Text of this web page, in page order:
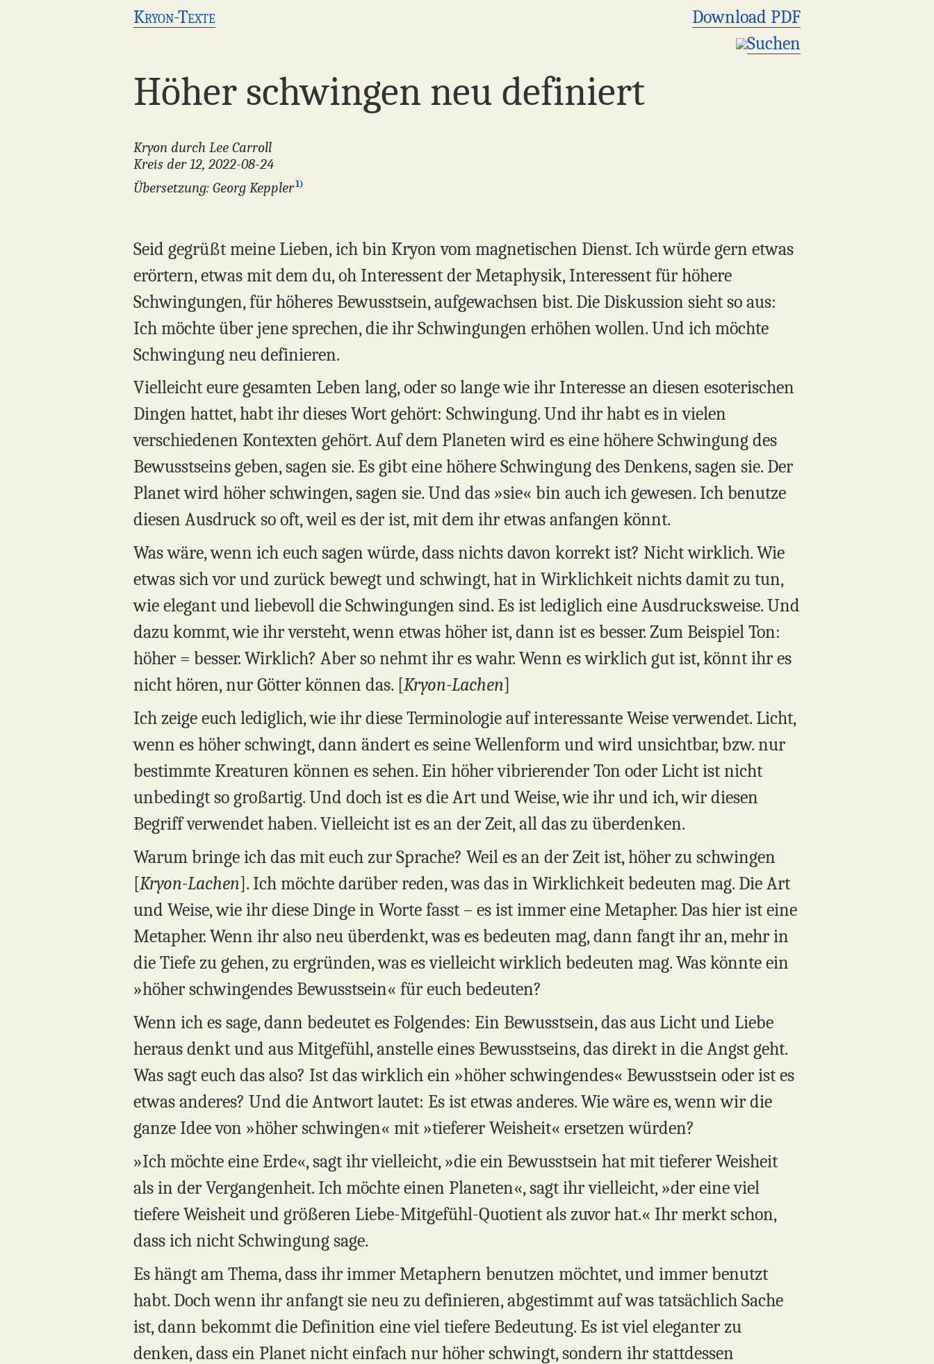
Kryon-Texte
Download PDF
Suchen
Höher schwingen neu definiert
Kryon durch Lee Carroll
Kreis der 12, 2022-08-24
Übersetzung: Georg Keppler1)
Seid gegrüßt meine Lieben, ich bin Kryon vom magnetischen Dienst. Ich würde gern etwas
erörtern, etwas mit dem du, oh Interessent der Metaphysik, Interessent für höhere
Schwingungen, für höheres Bewusstsein, aufgewachsen bist. Die Diskussion sieht so aus:
Ich möchte über jene sprechen, die ihr Schwingungen erhöhen wollen. Und ich möchte
Schwingung neu definieren.
Vielleicht eure gesamten Leben lang, oder so lange wie ihr Interesse an diesen esoterischen
Dingen hattet, habt ihr dieses Wort gehört: Schwingung. Und ihr habt es in vielen
verschiedenen Kontexten gehört. Auf dem Planeten wird es eine höhere Schwingung des
Bewusstseins geben, sagen sie. Es gibt eine höhere Schwingung des Denkens, sagen sie. Der
Planet wird höher schwingen, sagen sie. Und das »sie« bin auch ich gewesen. Ich benutze
diesen Ausdruck so oft, weil es der ist, mit dem ihr etwas anfangen könnt.
Was wäre, wenn ich euch sagen würde, dass nichts davon korrekt ist? Nicht wirklich. Wie
etwas sich vor und zurück bewegt und schwingt, hat in Wirklichkeit nichts damit zu tun,
wie elegant und liebevoll die Schwingungen sind. Es ist lediglich eine Ausdrucksweise. Und
dazu kommt, wie ihr versteht, wenn etwas höher ist, dann ist es besser. Zum Beispiel Ton:
höher = besser. Wirklich? Aber so nehmt ihr es wahr. Wenn es wirklich gut ist, könnt ihr es
nicht hören, nur Götter können das. [Kryon-Lachen]
Ich zeige euch lediglich, wie ihr diese Terminologie auf interessante Weise verwendet. Licht,
wenn es höher schwingt, dann ändert es seine Wellenform und wird unsichtbar, bzw. nur
bestimmte Kreaturen können es sehen. Ein höher vibrierender Ton oder Licht ist nicht
unbedingt so großartig. Und doch ist es die Art und Weise, wie ihr und ich, wir diesen
Begriff verwendet haben. Vielleicht ist es an der Zeit, all das zu überdenken.
Warum bringe ich das mit euch zur Sprache? Weil es an der Zeit ist, höher zu schwingen
[Kryon-Lachen]. Ich möchte darüber reden, was das in Wirklichkeit bedeuten mag. Die Art
und Weise, wie ihr diese Dinge in Worte fasst – es ist immer eine Metapher. Das hier ist eine
Metapher. Wenn ihr also neu überdenkt, was es bedeuten mag, dann fangt ihr an, mehr in
die Tiefe zu gehen, zu ergründen, was es vielleicht wirklich bedeuten mag. Was könnte ein
»höher schwingendes Bewusstsein« für euch bedeuten?
Wenn ich es sage, dann bedeutet es Folgendes: Ein Bewusstsein, das aus Licht und Liebe
heraus denkt und aus Mitgefühl, anstelle eines Bewusstseins, das direkt in die Angst geht.
Was sagt euch das also? Ist das wirklich ein »höher schwingendes« Bewusstsein oder ist es
etwas anderes? Und die Antwort lautet: Es ist etwas anderes. Wie wäre es, wenn wir die
ganze Idee von »höher schwingen« mit »tieferer Weisheit« ersetzen würden?
»Ich möchte eine Erde«, sagt ihr vielleicht, »die ein Bewusstsein hat mit tieferer Weisheit
als in der Vergangenheit. Ich möchte einen Planeten«, sagt ihr vielleicht, »der eine viel
tiefere Weisheit und größeren Liebe-Mitgefühl-Quotient als zuvor hat.« Ihr merkt schon,
dass ich nicht Schwingung sage.
Es hängt am Thema, dass ihr immer Metaphern benutzen möchtet, und immer benutzt
habt. Doch wenn ihr anfangt sie neu zu definieren, abgestimmt auf was tatsächlich Sache
ist, dann bekommt die Definition eine viel tiefere Bedeutung. Es ist viel eleganter zu
denken, dass ein Planet nicht einfach nur höher schwingt, sondern ihr stattdessen